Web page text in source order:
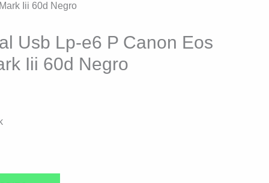
Iii 60d Negro
Usb Lp-e6 P Canon Eos
Iii 60d Negro